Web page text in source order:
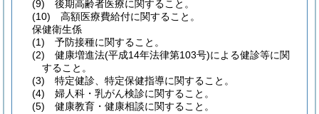
(9) 後期高齢者医療に関すること。
(10) 高額医療費給付に関すること。
保健衛生係
(1) 予防接種に関すること。
(2) 健康増進法(平成14年法律第103号)による健診等に関
すること。
(3) 特定健診、特定保健指導に関すること。
(4) 婦人科・乳がん検診に関すること。
(5) 健康教育・健康相談に関すること。